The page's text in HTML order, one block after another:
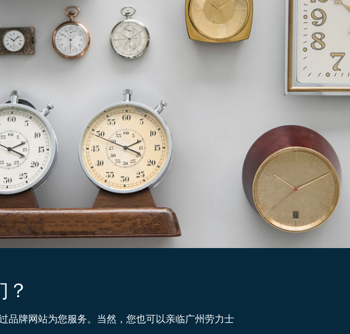
品牌网站为您服务。当然，您也可以亲临广州劳力士